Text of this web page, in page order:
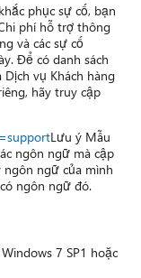
phục sự cố, bạn
phí hỗ trợ thông
và các sự cố
Để có danh sách
vụ Khách hàng
hãy truy cập
Lưu ý Mẫu
ngôn ngữ mà cập
ngữ của mình
ngôn ngữ đó.
7 SP1 hoặc